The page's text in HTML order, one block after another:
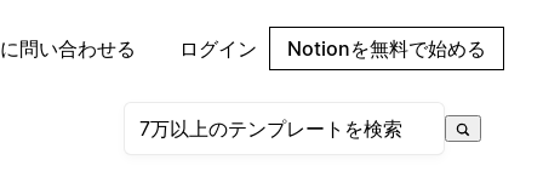
問い合わせる ログイン Notionを無料で始める